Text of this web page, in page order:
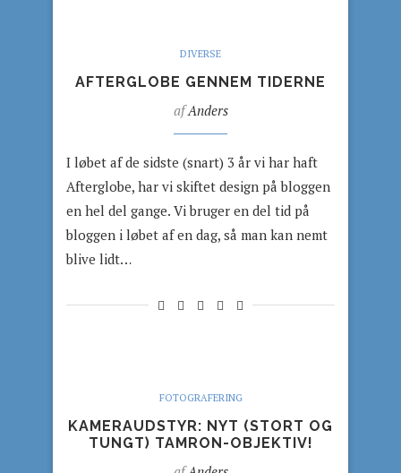
DIVERSE
AFTERGLOBE GENNEM TIDERNE
afAnders
I løbet af de sidste (snart) 3 år vi har haft
Afterglobe, har vi skiftet design på bloggen
en hel del gange. Vi bruger en del tid på
bloggen i løbet af en dag, så man kan nemt
blive lidt…
FOTOGRAFERING
KAMERAUDSTYR: NYT (STORT OG
TUNGT) TAMRON-OBJEKTIV!